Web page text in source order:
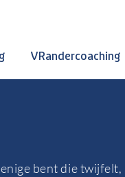
VRandercoaching
bent die twijfelt,